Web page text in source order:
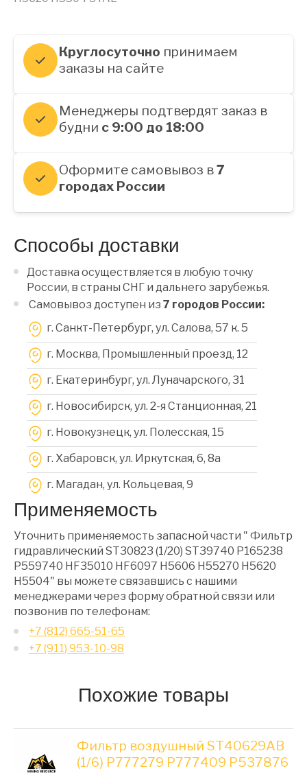
Круглосуточно принимаем
заказы на сайте
Менеджеры подтвердят заказ в
будни с 9:00 до 18:00
Оформите самовывоз в7
городах России
Способы доставки
Доставка осуществляется в любую точку
России, в страны СНГ и дальнего зарубежья.
Самовывоз доступен из 7 городов России:
г. Санкт-Петербург, ул. Салова, 57 к. 5
г. Москва, Промышленный проезд, 12
г. Екатеринбург, ул. Луначарского, 31
г. Новосибирск, ул. 2-я Станционная, 21
г. Новокузнецк, ул. Полесская, 15
г. Хабаровск, ул. Иркутская, 6, 8a
г. Магадан, ул. Кольцевая, 9
Применяемость
Уточнить применяемость запасной части " Фильтр
гидравлический ST30823 (1/20) ST39740 P165238
P559740 HF35010 HF6097 H5606 H55270 H5620
H5504" вы можете связавшись с нашими
менеджерами через форму обратной связи или
позвонив по телефонам:
+7 (812) 665-51-65
+7 (911) 953-10-98
Похожие товары
Фильтр воздушный ST40629AB
(1/6) P777279 P777409 P537876